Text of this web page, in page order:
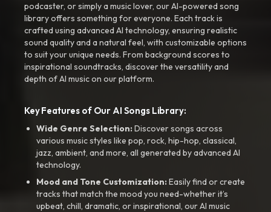
podcaster, or simply a music lover, our AI-powered song
library offers something for everyone. Each track is
crafted using advanced AI technology, ensuring realistic
sound quality and a natural feel, with customizable options
to suit your unique needs. From background scores to
inspirational soundtracks, discover the versatility and
depth of AI music on our platform.
Key Features of Our AI Songs Library:
Wide Genre Selection:Discover songs across
various music styles like pop, rock, hip-hop, classical,
jazz, ambient, and more, all generated by advanced AI
technology.
Mood and Tone Customization:Easily find or create
tracks that match the mood you need-whether it’s
upbeat, chill, dramatic, or inspirational, our AI music